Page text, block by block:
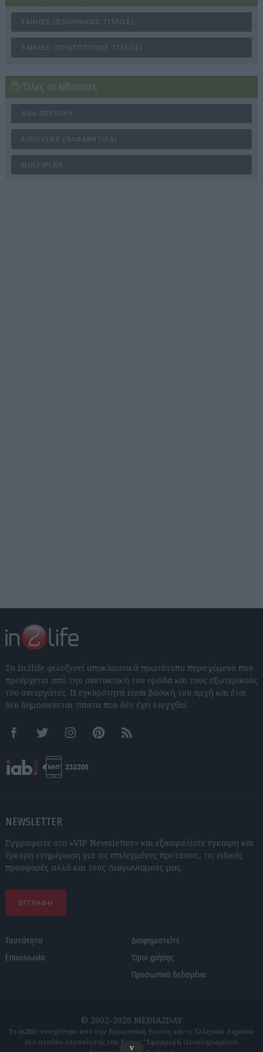
ΤΑΙΝΊΕΣ (ΕΛΛΗΝΙΚΌΣ ΤΊΤΛΟΣ)
ΤΑΙΝΊΕΣ (ΠΡΩΤΌΤΥΠΟΣ ΤΊΤΛΟΣ)
Όλες οι Αίθουσες
ΑΝΆ ΠΕΡΙΟΧΉ
ΑΊΘΟΥΣΕΣ (ΑΛΦΑΒΗΤΙΚΆ)
MULTIPLEX
Το In2life φιλοξενεί αποκλειστικά πρωτότυπο περιεχόμενο που
προέρχεται από την συντακτική του ομάδα και τους εξωτερικούς
του συνεργάτες. Η εγκυρότητα είναι βασική του αρχή και έτσι
δεν δημοσιεύεται τίποτα που δεν έχει ελεγχθεί.
FacebookTwitter InstagramPinterestRSS feeds
NEWSLETTER
Εγγραφείτε στο «VIP Newsletter» και εξασφαλίστε έγκαιρη και
έγκυρη ενημέρωση για τις επιλεγμένες προτάσεις, τις ειδικές
προσφορές αλλά και τους Διαγωνισμούς μας.
ΕΓΓΡΑΦΗ
Ταυτότητα
Επικοινωνία
Διαφημιστείτε
Όροι χρήσης
Προσωπικά δεδομένα
© 2002-2026 MEDIA2DAY
Το in2life ενισχύθηκε από την Ευρωπαϊκή Ένωση και το Ελληνικό Δημόσιο
στο πλαίσιο υλοποίησης του Έργου "Εφαρμογή Ολοκληρωμένου
v